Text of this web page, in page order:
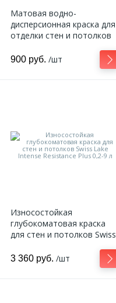
Матовая водно-
дисперсионная краска для
отделки стен и потолков
900 руб. /шт
Износостойкая
глубокоматовая краска
для стен и потолков Swiss
Plus 0,2-9 л
3 360 руб. /шт